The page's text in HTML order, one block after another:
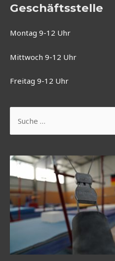
Geschäftsstelle
Montag 9-12 Uhr
Mittwoch 9-12 Uhr
Freitag 9-12 Uhr
nach: